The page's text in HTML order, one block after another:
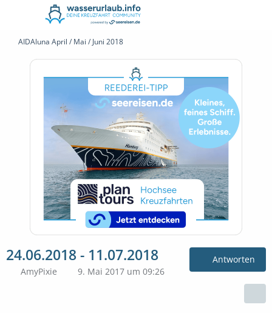
AIDAluna April / Mai / Juni 2018
24.06.2018 - 11.07.2018
AmyPixie 9. Mai 2017 um 09:26
Antworten